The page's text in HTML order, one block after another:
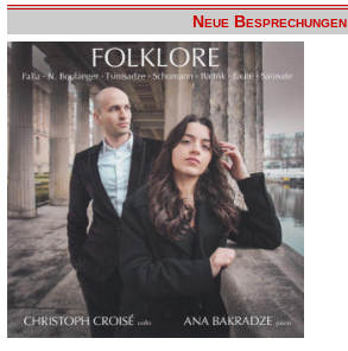
Neue Besprechungen